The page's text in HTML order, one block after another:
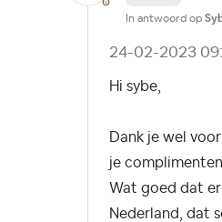
In antwoord op
‎24-02-2023
Hi sybe,
Dank je wel
je
Wat goed dat
Nederland, dat